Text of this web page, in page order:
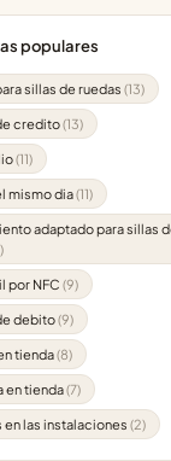
populares
sillas de ruedas (13)
credito(13)
(11)
mismo dia(11)
adaptado para sillas
por NFC (9)
debito(9)
tienda(8)
en tienda(7)
las instalaciones (2)